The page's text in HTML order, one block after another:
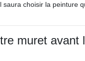
saura choisir la peinture
muret avant